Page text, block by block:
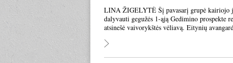
LINA ŽIGELYTĖ Šį pavasarį grupė kairiojo
dalyvauti gegužės 1-ąją Gedimino prospekte
atsinešė vaivorykštės vėliavą. Eitynių